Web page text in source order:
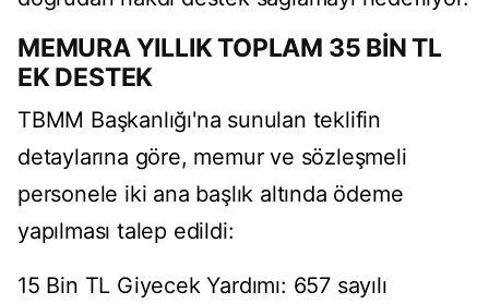
MEMURA YILLIK TOPLAM 35 BİN TL
EK DESTEK
TBMM Başkanlığı'na sunulan teklifin
detaylarına göre, memur ve sözleşmeli
personele iki ana başlık altında ödeme
yapılması talep edildi:
15 Bin TL Giyecek Yardımı: 657 sayılı